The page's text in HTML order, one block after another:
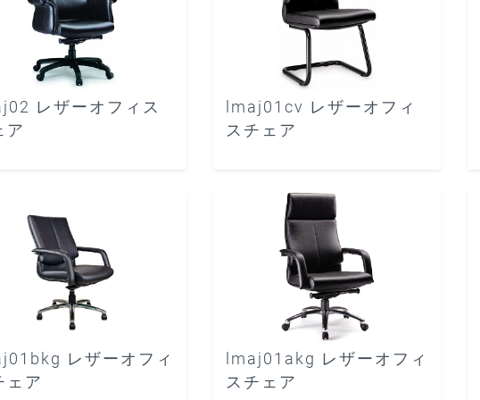
レザーオフィス
ア
lmaj01cv レザーオフィ
スチェア
レザーオフィ
ェア
lmaj01akg レザーオフィ
スチェア